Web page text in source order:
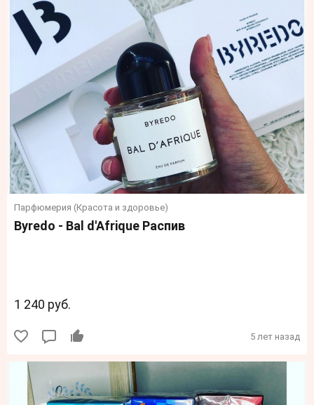
Парфюмерия (Красота и здоровье)
Byredo - Bal d'Afrique Распив
1 240 руб.
5 лет назад